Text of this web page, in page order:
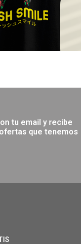
tu email y recibe
que tenemos